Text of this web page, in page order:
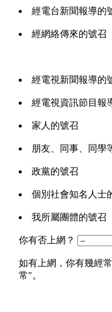
經電台新聞報導的
經網絡傳來的號召
經電視新聞報導的
經電視資訊節目報
家人的號召
朋友、同事、同學
政黨的號召
個別社會知名人士
我所屬團體的號召
你有否上網？
如有上網，你有幾經
常"。